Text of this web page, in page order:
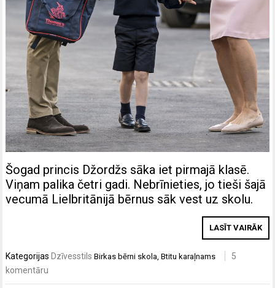
Šogad princis Džordžs sāka iet pirmajā klasē.
Viņam palika četri gadi. Nebrīnieties, jo tieši šajā
vecumā Lielbritānijā bērnus sāk vest uz skolu.
LASĪT VAIRĀK
KategorijasDzīvesstils Birkasbērni skola ,Btitu karaļnams
5
komentāru